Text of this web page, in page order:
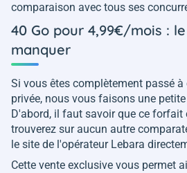
comparaison avec tous ses
40 Go pour 4,99€/mois :
manquer
Si vous êtes complètement passé à
privée, nous vous faisons une
D'abord, il faut savoir que ce forfait
trouverez sur aucun autre
le site de l'opérateur Lebara
Cette vente exclusive vous permet